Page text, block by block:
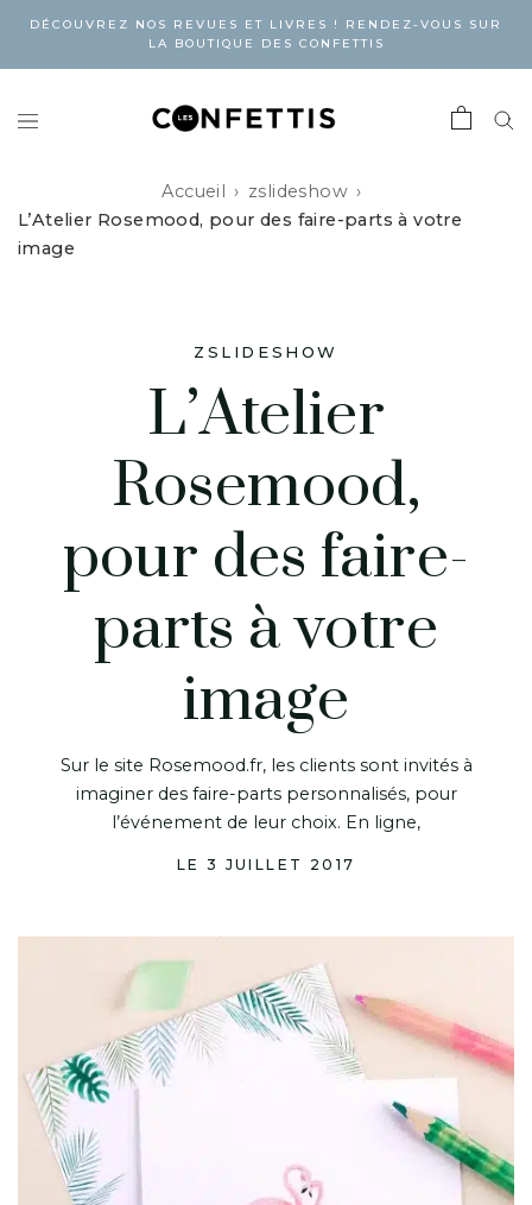
DÉCOUVREZ NOS REVUES ET LIVRES ! RENDEZ-VOUS SUR
LA BOUTIQUE DES CONFETTIS
Accueil
zslideshow
L’Atelier Rosemood, pour des faire-parts à votre
image
ZSLIDESHOW
L’Atelier
Rosemood,
pour des faire-
parts à votre
image
Sur le site Rosemood.fr, les clients sont invités à
imaginer des faire-parts personnalisés, pour
l’événement de leur choix. En ligne,
LE 3 JUILLET 2017